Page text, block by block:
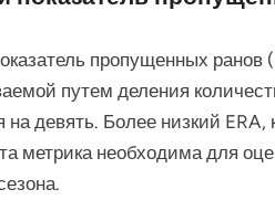
пропущенных ранов
путем деления
девять. Более низкий
метрика необходима для